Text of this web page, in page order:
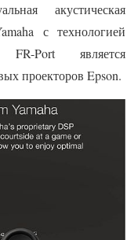
акустическая
с технологией
Port является
проекторов Epson.